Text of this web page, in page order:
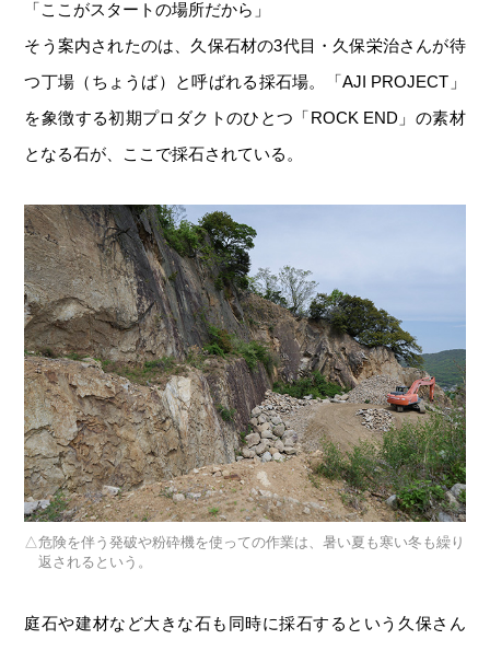
「ここがスタートの場所だから」
そう案内されたのは、久保石材の3代目・久保栄治さんが待
つ丁場（ちょうば）と呼ばれる採石場。「AJI PROJECT」
を象徴する初期プロダクトのひとつ「ROCK END」の素材
となる石が、ここで採石されている。
危険を伴う発破や粉砕機を使っての作業は、暑い夏も寒い冬も繰り
返されるという。
庭石や建材など大きな石も同時に採石するという久保さん